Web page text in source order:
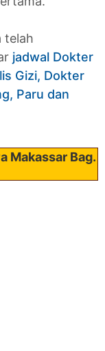
telah
jadwal Dokter
Gizi, Dokter
Paru dan
Makassar Bag.